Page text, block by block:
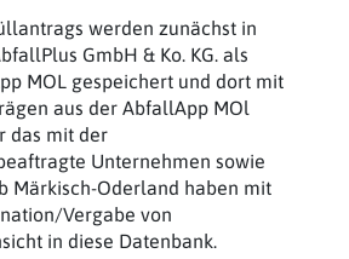
werden zunächst in
GmbH & Ko. KG. als
MOL gespeichert und dort mit
aus der AbfallApp MOl
das mit der
Unternehmen sowie
Märkisch-Oderland haben mit
Vergabe von
in diese Datenbank.